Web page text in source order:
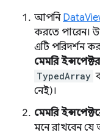
আপনি
করতে পারেন।
এটি পরিদর্শন
মেমরি
TypedArray
নেই)।
মেমরি
মনে রাখবেন